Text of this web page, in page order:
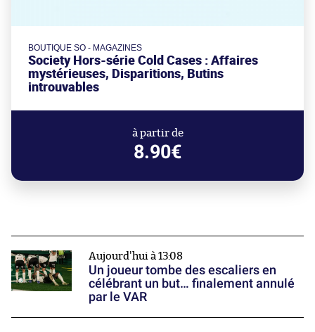
BOUTIQUE SO - MAGAZINES
Society Hors-série Cold Cases : Affaires
mystérieuses, Disparitions, Butins
introuvables
à partir de
8.90€
Aujourd'hui à 13:08
Un joueur tombe des escaliers en
célébrant un but… finalement annulé
par le VAR